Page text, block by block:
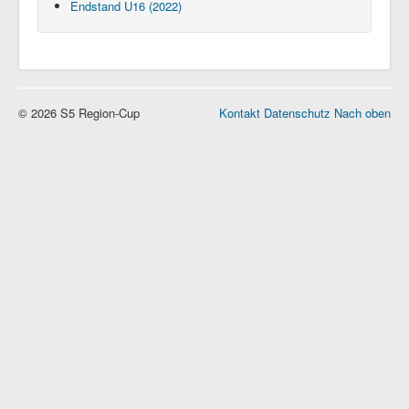
Endstand U16 (2022)
Kontakt Datenschutz Nach oben
© 2026 S5 Region-Cup